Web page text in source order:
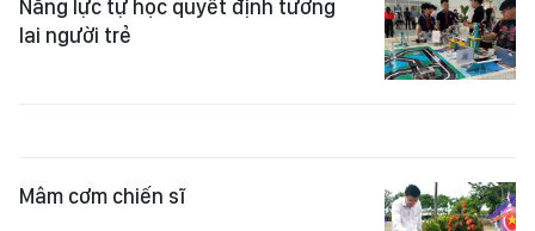
Năng lực tự học quyết định tương
lai người trẻ
Mâm cơm chiến sĩ